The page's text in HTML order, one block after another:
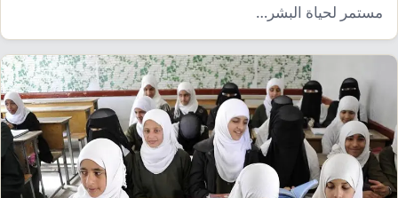
مستمر لحياة البشر…